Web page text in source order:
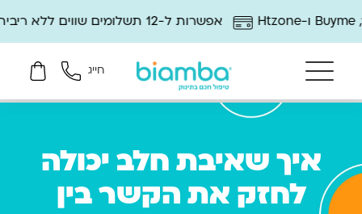
אפשרות ל-12 תשלומים שווים ללא ריבית
חייג
איך שאיבת חלב יכולה
לחזק את הקשר בין